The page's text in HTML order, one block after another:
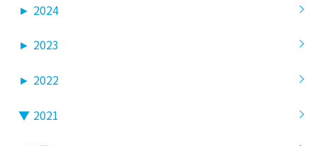
► 2024
► 2023
► 2022
▼ 2021